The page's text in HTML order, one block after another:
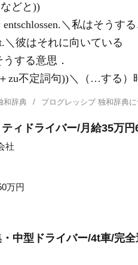
どと))
entschlossen.＼私はそうす
＼彼はそれに向いている
うする意思．
zu不定詞句))＼（…する
和辞典 プログレッシブ 独和辞典
ィドライバー/月給35万
社
万円
中型ドライバー/4t車/完